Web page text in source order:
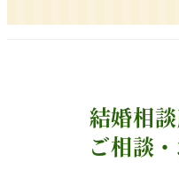
結婚相
ご相談